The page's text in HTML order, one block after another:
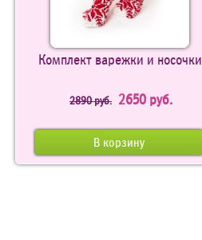
Комплект варежки и носочки
2890 руб. 2650 руб.
В корзину